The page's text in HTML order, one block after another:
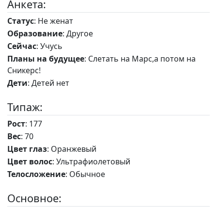
Анкета:
Статус: Не женат
Образование: Другое
Сейчас: Учусь
Планы на будущее: Слетать на Марс,а потом на
Сникерс!
Дети: Детей нет
Типаж:
Рост: 177
Вес: 70
Цвет глаз: Оранжевый
Цвет волос: Ультрафиолетовый
Телосложение: Обычное
Основное: